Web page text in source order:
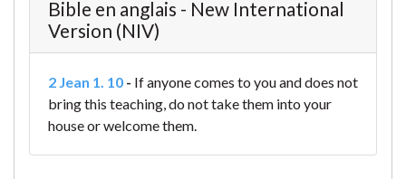
Bible en anglais - New International
Version (NIV)
2 Jean 1. 10 - If anyone comes to you and does not
bring this teaching, do not take them into your
house or welcome them.